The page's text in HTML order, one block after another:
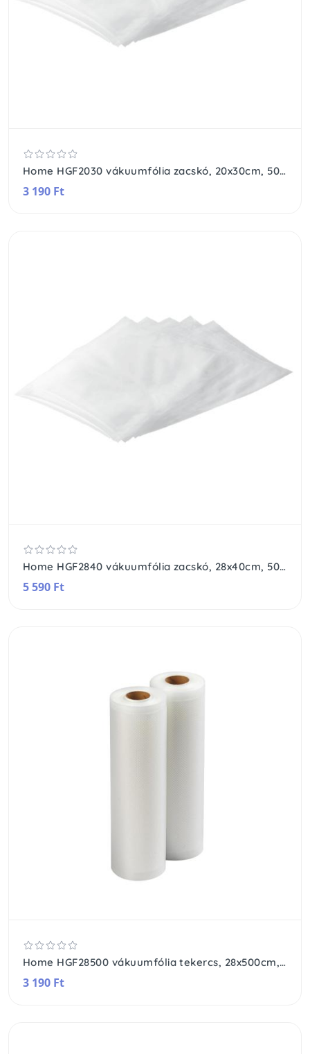
Home HGF2030 vákuumfólia zacskó, 20x30cm, 50db, PE+szilikon, fagyasztható, mikrózható
3 190 Ft
Home HGF2840 vákuumfólia zacskó, 28x40cm, 50db, PE+szilikon, fagyasztható, mikrózható
5 590 Ft
Home HGF28500 vákuumfólia tekercs, 28x500cm, 2 tekercs, PE+szilikon, méretre vágható, fagyasztható, mikrózható
3 190 Ft